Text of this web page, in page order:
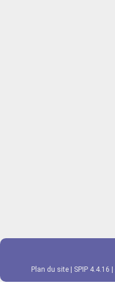
Plan du site SPIP 4.4.16